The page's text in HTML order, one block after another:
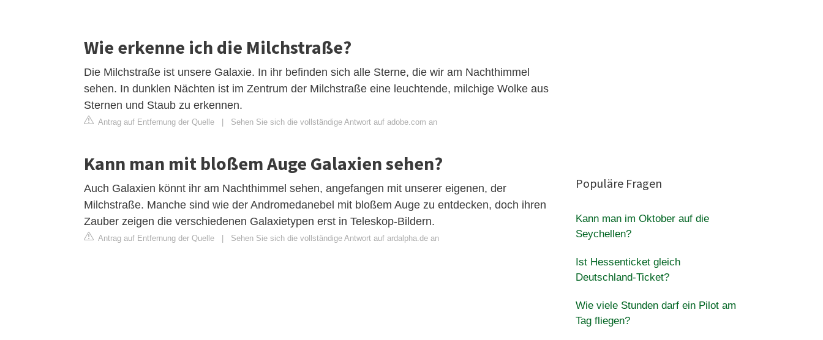
Wie erkenne ich die Milchstraße?
Die Milchstraße ist unsere Galaxie. In ihr befinden sich alle Sterne, die wir am Nachthimmel
sehen. In dunklen Nächten ist im Zentrum der Milchstraße eine leuchtende, milchige Wolke aus
Sternen und Staub zu erkennen.
Antrag auf Entfernung der Quelle Sehen Sie sich die vollständige Antwort auf adobe.com an
Kann man mit bloßem Auge Galaxien sehen?
Auch Galaxien könnt ihr am Nachthimmel sehen, angefangen mit unserer eigenen, der
Milchstraße. Manche sind wie der Andromedanebel mit bloßem Auge zu entdecken, doch ihren
Zauber zeigen die verschiedenen Galaxietypen erst in Teleskop-Bildern.
Antrag auf Entfernung der Quelle Sehen Sie sich die vollständige Antwort auf ardalpha.de an
Populäre Fragen
Kann man im Oktober auf die
Seychellen?
Ist Hessenticket gleich
Deutschland-Ticket?
Wie viele Stunden darf ein Pilot am
Tag fliegen?